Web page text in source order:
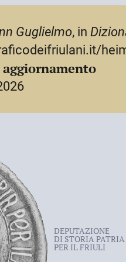
pratica
Guglielmo, in
DEPUTAZIONE
DI STORIA PATRIA
PER IL FRIULI